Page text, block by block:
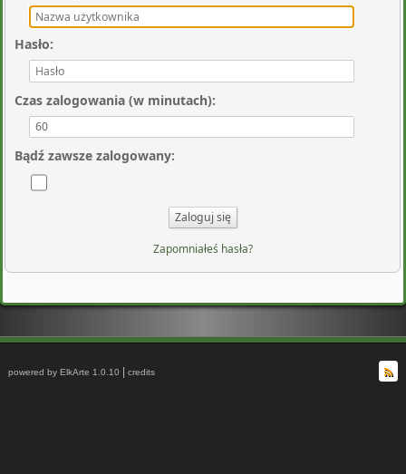
Hasło:
Czas zalogowania (w minutach):
Bądź zawsze zalogowany:
Zapomniałeś hasła?
powered by ElkArte 1.0.10 |credits